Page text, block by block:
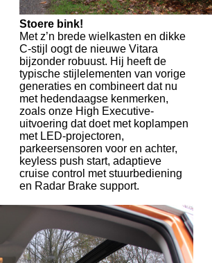
Stoere bink!
Met z’n brede wielkasten en dikke
C-stijl oogt de nieuwe Vitara
bijzonder robuust. Hij heeft de
typische stijlelementen van vorige
generaties en combineert dat nu
met hedendaagse kenmerken,
zoals onze High Executive-
uitvoering dat doet met koplampen
met LED-projectoren,
parkeersensoren voor en achter,
keyless push start, adaptieve
cruise control met stuurbediening
en Radar Brake support.